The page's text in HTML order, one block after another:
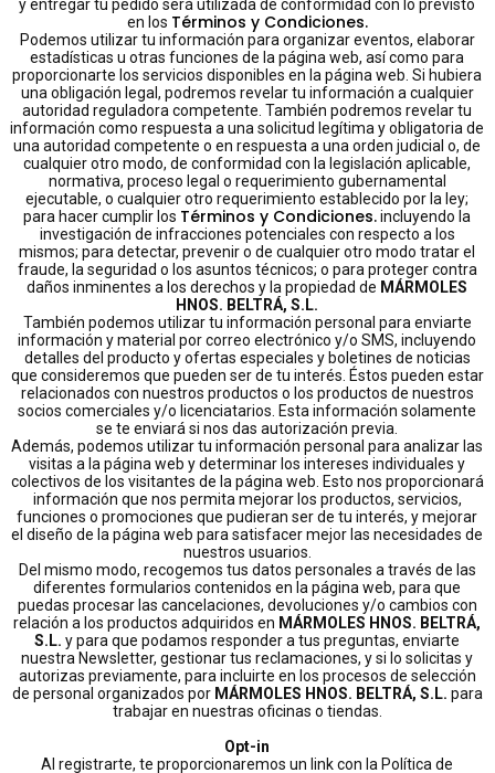
y entregar tu pedido será utilizada de conformidad con lo previsto
en los Términos y Condiciones.
Podemos utilizar tu información para organizar eventos, elaborar
estadísticas u otras funciones de la página web, así como para
proporcionarte los servicios disponibles en la página web. Si hubiera
una obligación legal, podremos revelar tu información a cualquier
autoridad reguladora competente. También podremos revelar tu
información como respuesta a una solicitud legítima y obligatoria de
una autoridad competente o en respuesta a una orden judicial o, de
cualquier otro modo, de conformidad con la legislación aplicable,
normativa, proceso legal o requerimiento gubernamental
ejecutable, o cualquier otro requerimiento establecido por la ley;
para hacer cumplir los Términos y Condiciones.incluyendo la
investigación de infracciones potenciales con respecto a los
mismos; para detectar, prevenir o de cualquier otro modo tratar el
fraude, la seguridad o los asuntos técnicos; o para proteger contra
daños inminentes a los derechos y la propiedad de MÁRMOLES
HNOS. BELTRÁ, S.L.
También podemos utilizar tu información personal para enviarte
información y material por correo electrónico y/o SMS, incluyendo
detalles del producto y ofertas especiales y boletines de noticias
que consideremos que pueden ser de tu interés. Éstos pueden estar
relacionados con nuestros productos o los productos de nuestros
socios comerciales y/o licenciatarios. Esta información solamente
se te enviará si nos das autorización previa.
Además, podemos utilizar tu información personal para analizar las
visitas a la página web y determinar los intereses individuales y
colectivos de los visitantes de la página web. Esto nos proporcionará
información que nos permita mejorar los productos, servicios,
funciones o promociones que pudieran ser de tu interés, y mejorar
el diseño de la página web para satisfacer mejor las necesidades de
nuestros usuarios.
Del mismo modo, recogemos tus datos personales a través de las
diferentes formularios contenidos en la página web, para que
puedas procesar las cancelaciones, devoluciones y/o cambios con
relación a los productos adquiridos en MÁRMOLES HNOS. BELTRÁ,
S.L. y para que podamos responder a tus preguntas, enviarte
nuestra Newsletter, gestionar tus reclamaciones, y si lo solicitas y
autorizas previamente, para incluirte en los procesos de selección
de personal organizados por MÁRMOLES HNOS. BELTRÁ, S.L. para
trabajar en nuestras oficinas o tiendas.
Opt-in
Al registrarte, te proporcionaremos un link con la Política de